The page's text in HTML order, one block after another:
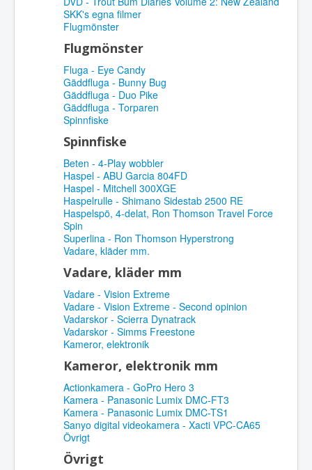
SKK's egna filmer
Flugmönster
Flugmönster
Fluga - Eye Candy
Gäddfluga - Bunny Bug
Gäddfluga - Duo Pike
Gäddfluga - Torparen
Spinnfiske
Spinnfiske
Beten - 4-Play wobbler
Haspel - ABU Garcia 804FD
Haspel - Mitchell 300XGE
Haspelrulle - Shimano Sidestab 2500 RE
Haspelspö, 4-delat, Ron Thomson Travel Force
Spin
Superlina - Ron Thomson Hyperstrong
Vadare, kläder mm.
Vadare, kläder mm
Vadare - Vision Extreme
Vadare - Vision Extreme - Second opinion
Vadarskor - Scierra Dynatrack
Vadarskor - Simms Freestone
Kameror, elektronik
Kameror, elektronik mm
Actionkamera - GoPro Hero 3
Kamera - Panasonic Lumix DMC-FT3
Kamera - Panasonic Lumix DMC-TS1
Sanyo digital videokamera - Xacti VPC-CA65
Övrigt
Övrigt